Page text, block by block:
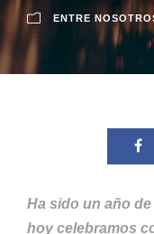
ENTRE
Ha sido un año
hoy celebramos